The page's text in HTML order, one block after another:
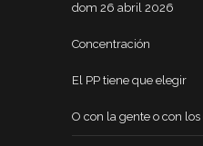
dom 26 abril 2026
Concentración
El PP tiene que elegir
O con la gente o con